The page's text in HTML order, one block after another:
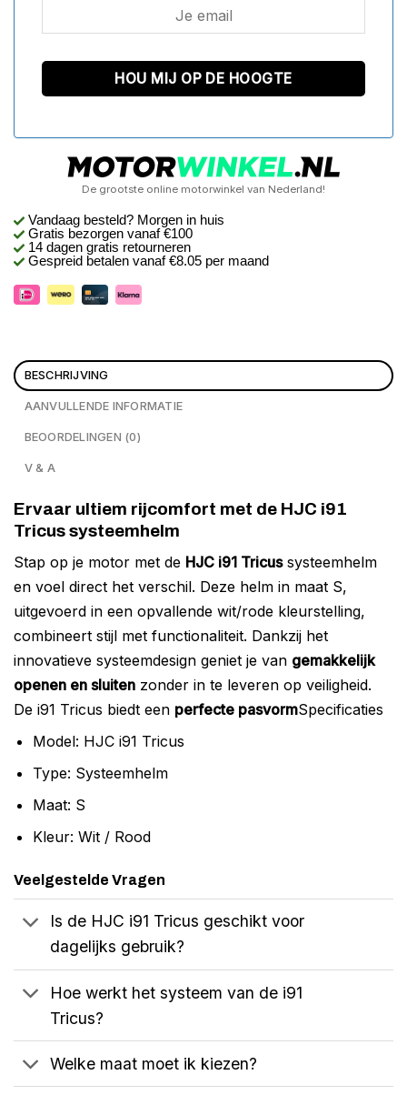
De grootste online motorwinkel van Nederland!
Vandaag besteld? Morgen in huis
Gratis bezorgen vanaf €100
14 dagen gratis retourneren
Gespreid betalen vanaf €8.05 per maand
BESCHRIJVING
AANVULLENDE INFORMATIE
BEOORDELINGEN (0)
V & A
Ervaar ultiem rijcomfort met de HJC i91
Tricus systeemhelm
Stap op je motor met de HJC i91 Tricussysteemhelm
en voel direct het verschil. Deze helm in maat S,
uitgevoerd in een opvallende wit/rode kleurstelling,
combineert stijl met functionaliteit. Dankzij het
innovatieve systeemdesign geniet je van gemakkelijk
openen en sluiten zonder in te leveren op veiligheid.
De i91 Tricus biedt een perfecte pasvormSpecificaties
Model: HJC i91 Tricus
Type: Systeemhelm
Maat: S
Kleur: Wit / Rood
Veelgestelde Vragen
Is de HJC i91 Tricus geschikt voor
dagelijks gebruik?
Hoe werkt het systeem van de i91
Tricus?
Welke maat moet ik kiezen?